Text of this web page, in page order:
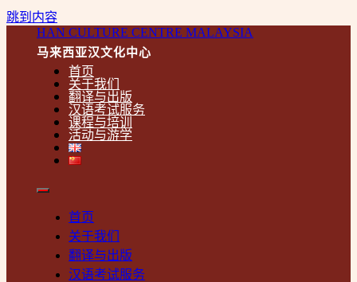
跳到内容
HAN CULTURE CENTRE MALAYSIA
马来西亚汉文化中心
首页
关于我们
翻译与出版
汉语考试服务
课程与培训
活动与游学
首页
关于我们
翻译与出版
汉语考试服务